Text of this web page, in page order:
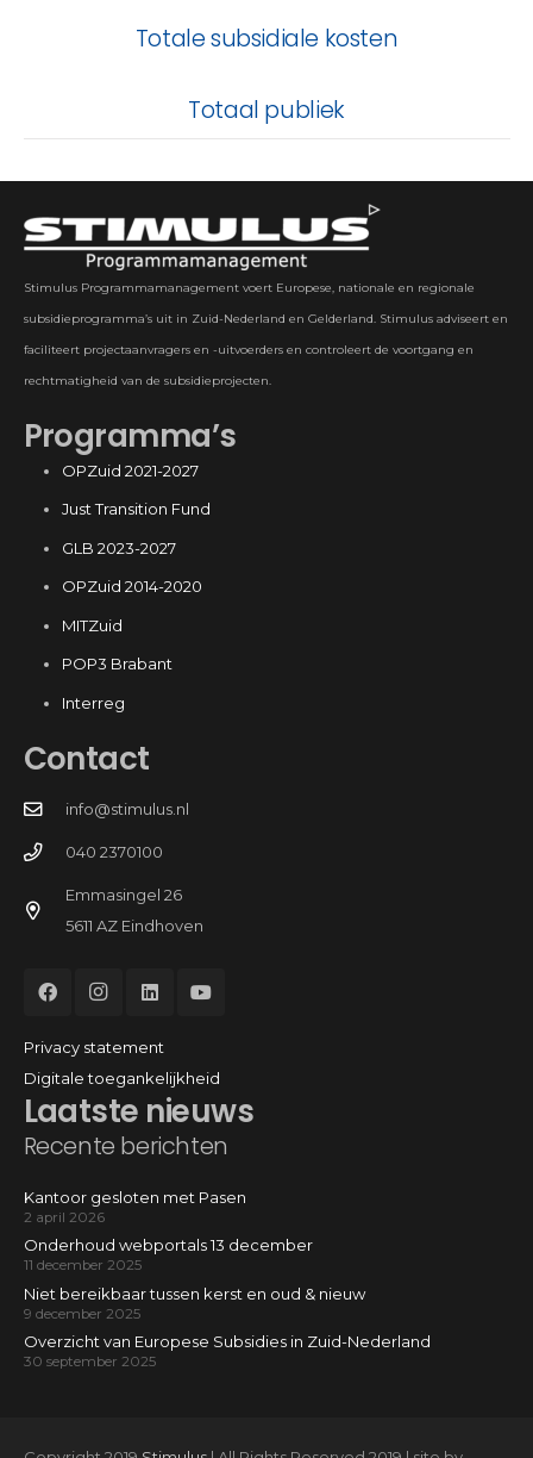
Totale subsidiale kosten
Totaal publiek
Stimulus Programmamanagement voert Europese, nationale en regionale
subsidieprogramma’s uit in Zuid-Nederland en Gelderland. Stimulus adviseert en
faciliteert projectaanvragers en -uitvoerders en controleert de voortgang en
rechtmatigheid van de subsidieprojecten.
Programma’s
OPZuid 2021-2027
Just Transition Fund
GLB 2023-2027
OPZuid 2014-2020
MITZuid
POP3 Brabant
Interreg
Laatste nieuws
Recente berichten
Kantoor gesloten met Pasen
2 april 2026
Onderhoud webportals 13 december
11 december 2025
Niet bereikbaar tussen kerst en oud & nieuw
9 december 2025
Overzicht van Europese Subsidies in Zuid-Nederland
30 september 2025
Contact
info@stimulus.nl
040 2370100
Emmasingel 26
5611 AZ Eindhoven
Privacy statement
Digitale toegankelijkheid